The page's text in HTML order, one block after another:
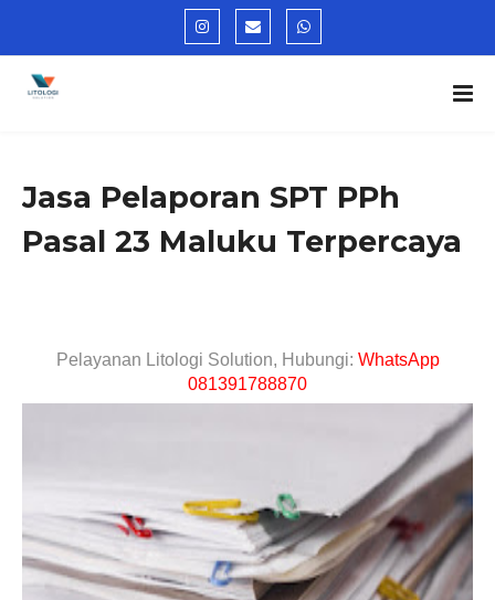
Jasa Pelaporan SPT PPh
Pasal 23 Maluku Terpercaya
Pelayanan Litologi Solution, Hubungi: WhatsApp
081391788870